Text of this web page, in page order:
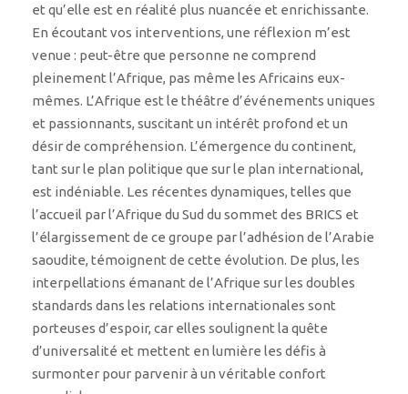
et qu’elle est en réalité plus nuancée et enrichissante.
En écoutant vos interventions, une réflexion m’est
venue : peut-être que personne ne comprend
pleinement l’Afrique, pas même les Africains eux-
mêmes. L’Afrique est le théâtre d’événements uniques
et passionnants, suscitant un intérêt profond et un
désir de compréhension. L’émergence du continent,
tant sur le plan politique que sur le plan international,
est indéniable. Les récentes dynamiques, telles que
l’accueil par l’Afrique du Sud du sommet des BRICS et
l’élargissement de ce groupe par l’adhésion de l’Arabie
saoudite, témoignent de cette évolution. De plus, les
interpellations émanant de l’Afrique sur les doubles
standards dans les relations internationales sont
porteuses d’espoir, car elles soulignent la quête
d’universalité et mettent en lumière les défis à
surmonter pour parvenir à un véritable confort